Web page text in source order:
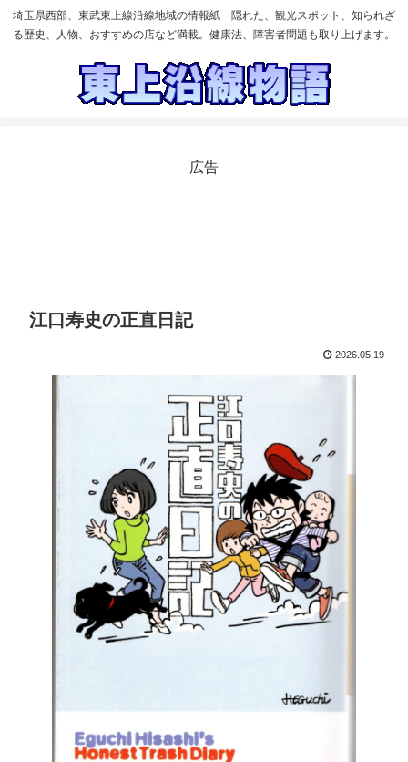
埼玉県西部、東武東上線沿線地域の情報紙 隠れた、観光スポット、知られざ
る歴史、人物、おすすめの店など満載。健康法、障害者問題も取り上げます。
広告
江口寿史の正直日記
2026.05.19